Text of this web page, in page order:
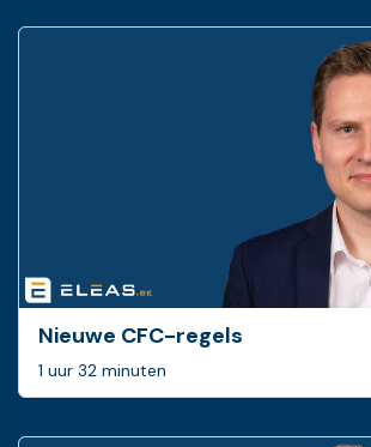
Nieuwe CFC-regels
1 uur 32 minuten